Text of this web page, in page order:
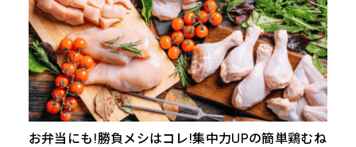
お弁当にも!勝負メシはコレ!集中力UPの簡単鶏むね